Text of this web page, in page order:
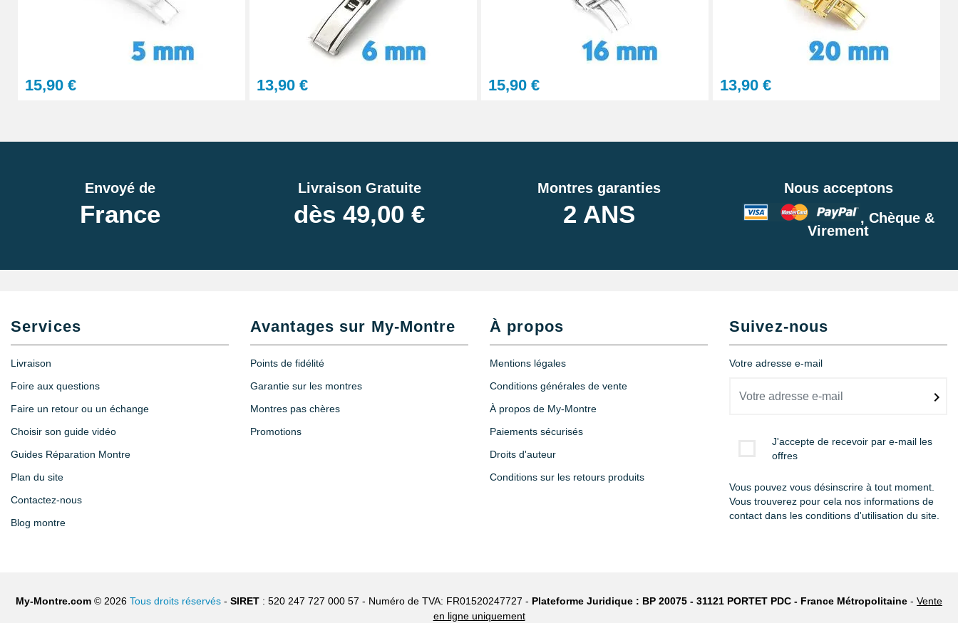
13,90 €
Ajouter au panier
Sacoche pour réparation de montre - 12 outils
Ajouter au panier
Pointeau de pose à 2 têtes
Ajouter au panier
Loupe montre puissance grossissement X5
6,90 €
Ajouter au panier
15,90 € 13,90 € 15,90 € 13,90 €
Envoyé de
France
Livraison Gratuite
dès 49,00 €
Montres garanties
2 ANS
Nous acceptons
, Chèque &
Virement
Services
Livraison
Foire aux questions
Faire un retour ou un échange
Choisir son guide vidéo
Guides Réparation Montre
Plan du site
Contactez-nous
Blog montre
Avantages sur My-Montre
Points de fidélité
Garantie sur les montres
Montres pas chères
Promotions
À propos
Mentions légales
Conditions générales de vente
À propos de My-Montre
Paiements sécurisés
Droits d'auteur
Conditions sur les retours produits
Suivez-nous
Votre adresse e-mail
J'accepte de recevoir par e-mail les
offres
Vous pouvez vous désinscrire à tout moment.
Vous trouverez pour cela nos informations de
contact dans les conditions d'utilisation du site.
My-Montre.com © 2026 Tous droits réservés - SIRET : 520 247 727 000 57 - Numéro de TVA: FR01520247727 - Plateforme Juridique : BP 20075 - 31121 PORTET PDC - France Métropolitaine - Vente
en ligne uniquement